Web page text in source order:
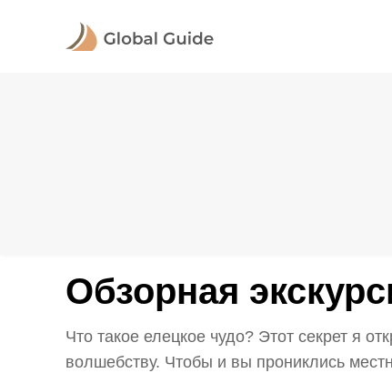
Обзорная
Что такое елецкое чудо? Этот секрет я
волшебству. Чтобы и вы прониклись